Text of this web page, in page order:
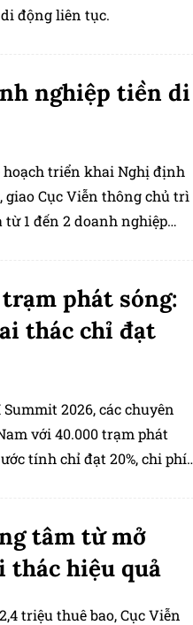
động liên tục.
nghiệp tiền di
hoạch triển khai Nghị định
giao Cục Viễn thông chủ trì
1 đến 2 doanh nghiệp
phát sóng:
thác chỉ đạt
2026, các chuyên
với 40.000 trạm phát
tính chỉ đạt 20%, chi phí
tâm từ mở
thác hiệu quả
triệu thuê bao, Cục Viễn